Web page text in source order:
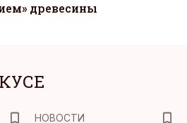
древесины
НОВОСТИ